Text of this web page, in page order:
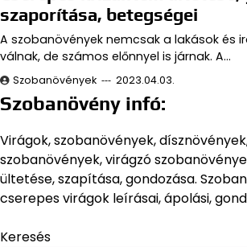
szaporítása, betegségei
A szobanövények nemcsak a lakások és
válnak, de számos előnnyel is járnak. A…
Szobanövények 2023.04.03.
Szobanövény infó:
Virágok, szobanövények,
szobanövények, virágzó
ültetése, szapítása, gondozása.
cserepes virágok leírásai, ápolási,
Keresés